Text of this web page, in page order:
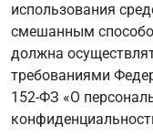
использования
смешанным
должна
требованиями
152-ФЗ «О